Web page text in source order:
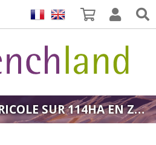
EXPLOITATION AGRICOLE SUR 114HA EN ZONE DE COTEAUX DE L'ARIÈGE